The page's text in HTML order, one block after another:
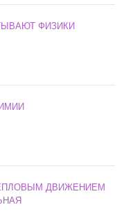
ФИЗИКИ
ДВИЖЕНИЕМ